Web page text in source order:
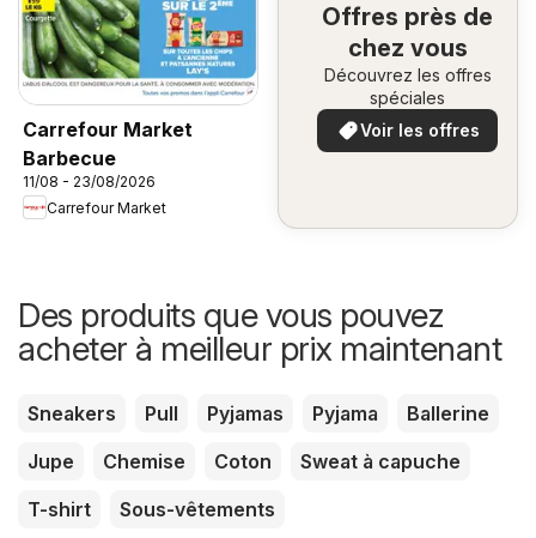
Carrefour Market
Barbecue
11/08 - 23/08/2026
Carrefour Market
Offres près de
chez vous
Découvrez les offres
spéciales
Voir les offres
Des produits que vous pouvez
acheter à meilleur prix maintenant
Sneakers Pull Pyjamas Pyjama
Ballerine
Jupe
Chemise Coton
Sweat à capuche
T-shirt
Sous-vêtements